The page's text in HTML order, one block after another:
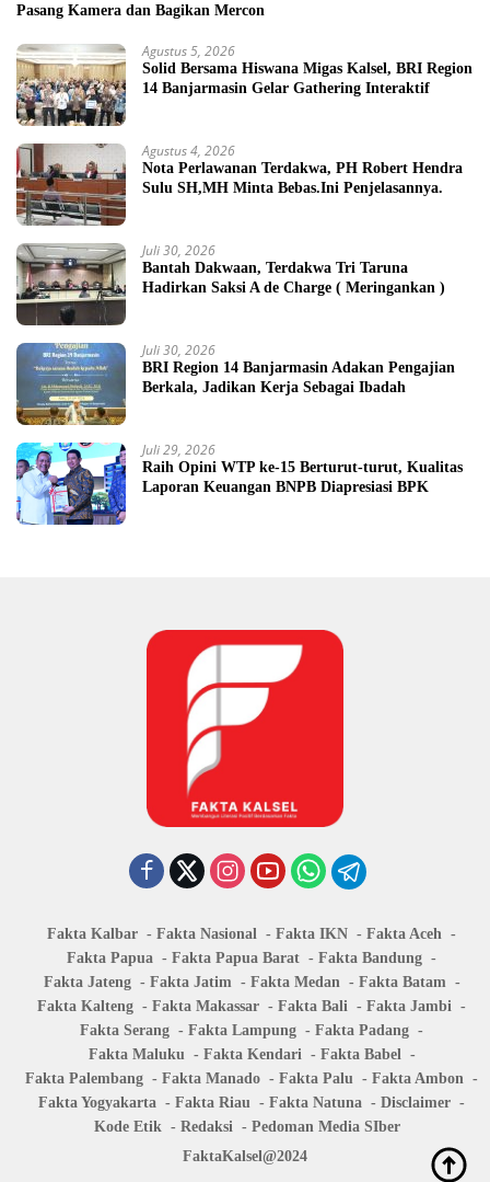
Pasang Kamera dan Bagikan Mercon
Agustus 5, 2026
Solid Bersama Hiswana Migas Kalsel, BRI Region
14 Banjarmasin Gelar Gathering Interaktif
Agustus 4, 2026
Nota Perlawanan Terdakwa, PH Robert Hendra
Sulu SH,MH Minta Bebas.Ini Penjelasannya.
Juli 30, 2026
Bantah Dakwaan, Terdakwa Tri Taruna
Hadirkan Saksi A de Charge ( Meringankan )
Juli 30, 2026
BRI Region 14 Banjarmasin Adakan Pengajian
Berkala, Jadikan Kerja Sebagai Ibadah
Juli 29, 2026
Raih Opini WTP ke-15 Berturut-turut, Kualitas
Laporan Keuangan BNPB Diapresiasi BPK
Fakta Kalbar Fakta Nasional Fakta IKN
Fakta Aceh
Fakta Papua
Fakta Papua Barat
Fakta Bandung
Fakta Jateng
Fakta Jatim Fakta Medan
Fakta Batam
Fakta Kalteng
Fakta Makassar Fakta Bali
Fakta Jambi
Fakta Serang
Fakta Lampung
Fakta Padang
Fakta Maluku
Fakta Kendari
Fakta Babel
Fakta Palembang
Fakta Manado Fakta Palu
Fakta Ambon
Fakta Yogyakarta
Fakta Riau Fakta Natuna
Disclaimer
Kode Etik
Redaksi
Pedoman Media SIber
FaktaKalsel@2024